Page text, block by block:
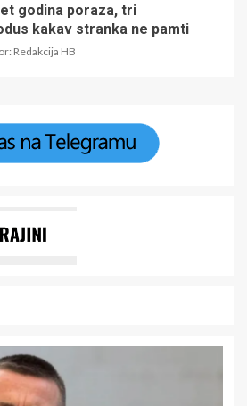
godina poraza, tri
kakav stranka ne pamti
Redakcija HB